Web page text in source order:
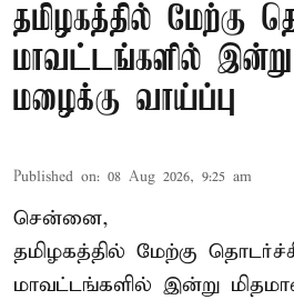
தமிழகத்தில் மேற்கு
மாவட்டங்களில் இன்று
மழைக்கு வாய்ப்பு
Published on: 08 Aug 2026, 9:25 am
சென்னை,
தமிழகத்தில் மேற்கு
மாவட்டங்களில் இன்று